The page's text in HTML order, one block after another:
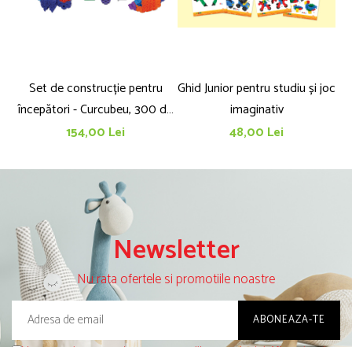
Set de construcție pentru
începători - Curcubeu, 300 de
piese
154,00 Lei
Ghid Junior pentru studiu și joc
imaginativ
48,00 Lei
Newsletter
Nu rata ofertele si promotiile noastre